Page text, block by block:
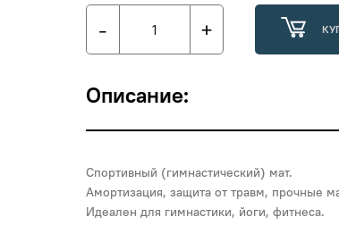
- +
Описание:
Спортивный (гимнастический) мат.
Амортизация, защита от травм, прочные
Идеален для гимнастики, йоги, фитнеса.